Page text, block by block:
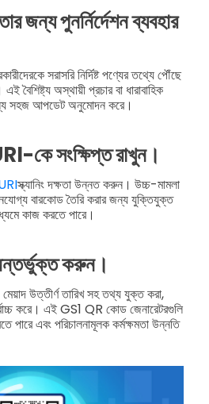
জন্য পুনর্নির্দেশন ব্যবহার
সরাসরি নির্দিষ্ট পণ্যের তথ্যে পৌঁছে
বৈশিষ্ট্য অস্থায়ী প্রচার বা ধারাবাহিক
সহজ আপডেট অনুমোদন করে।
কে সংক্ষিপ্ত রাখুন।
স্ক্যানিং দক্ষতা উন্নত করুন। উচ্চ-মামলা
বারকোড তৈরি করার জন্য যুক্তিযুক্ত
কাজ করতে পারে।
করুন।
মেয়াদ উত্তীর্ণ তারিখ সহ তথ্য যুক্ত করা,
করে। এই GS1 QR কোড জেনারেটরগুলি
এবং পরিচালনামূলক কর্মক্ষমতা উন্নতি